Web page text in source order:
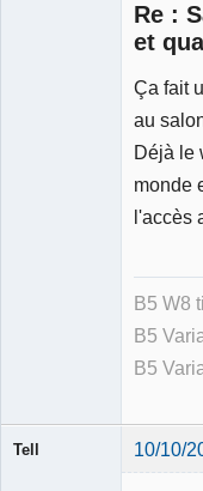
Re :
et
Ça fait
au
Déjà le
monde
l'accès
B5 W8
B5
B5
Tell 10/10/